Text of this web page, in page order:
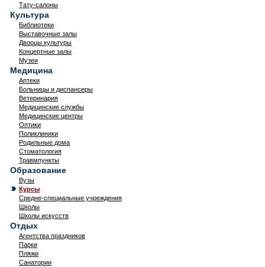
Тату-салоны
Культура
Библиотеки
Выставочные залы
Дворцы культуры
Концертные залы
Музеи
Медицина
Аптеки
Больницы и диспансеры
Ветеринария
Медицинские службы
Медицинские центры
Оптики
Поликлиники
Родильные дома
Стоматология
Травмпункты
Образование
Вузы
Курсы
Средне-специальные учреждения
Школы
Школы искусств
Отдых
Агентства праздников
Парки
Пляжи
Санатории